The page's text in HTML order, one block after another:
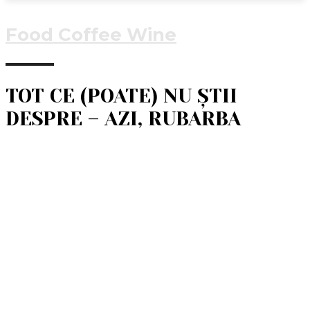
Food Coffee Wine
TOT CE (POATE) NU ȘTII
DESPRE – AZI, RUBARBA